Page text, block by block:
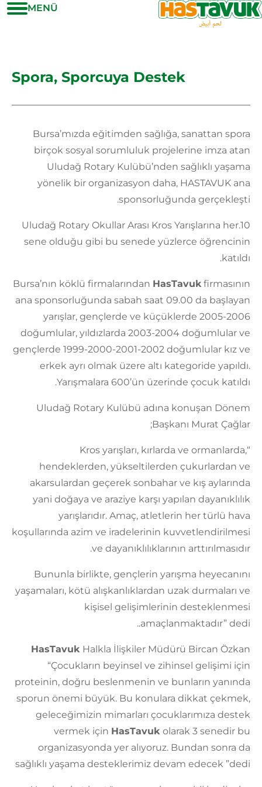
MENÜ
Spora, Sporcuya Destek
Bursa’mızda eğitimden sağlığa, sanattan spora
birçok sosyal sorumluluk projelerine imza atan
Uludağ Rotary Kulübü’nden sağlıklı yaşama
yönelik bir organizasyon daha, HASTAVUK ana
sponsorluğunda gerçekleşti.
10.Uludağ Rotary Okullar Arası Kros Yarışlarına her
sene olduğu gibi bu senede yüzlerce öğrencinin
katıldı.
Bursa’nın köklü firmalarından HasTavukfirmasının
ana sponsorluğunda sabah saat 09.00 da başlayan
yarışlar, gençlerde ve küçüklerde 2005-2006
doğumlular, yıldızlarda 2003-2004 doğumlular ve
gençlerde 1999-2000-2001-2002 doğumlular kız ve
erkek ayrı olmak üzere altı kategoride yapıldı.
Yarışmalara 600’ün üzerinde çocuk katıldı.
Uludağ Rotary Kulübü adına konuşan Dönem
Başkanı Murat Çağlar;
“Kros yarışları, kırlarda ve ormanlarda,
hendeklerden, yükseltilerden çukurlardan ve
akarsulardan geçerek sonbahar ve kış aylarında
yani doğaya ve araziye karşı yapılan dayanıklılık
yarışlarıdır. Amaç, atletlerin her türlü hava
koşullarında azim ve iradelerinin kuvvetlendirilmesi
ve dayanıklılıklarının arttırılmasıdır.
Bununla birlikte, gençlerin yarışma heyecanını
yaşamaları, kötü alışkanlıklardan uzak durmaları ve
kişisel gelişimlerinin desteklenmesi
amaçlanmaktadır” dedi..
HasTavuk Halkla İlişkiler Müdürü Bircan Özkan
“Çocukların beyinsel ve zihinsel gelişimi için
proteinin, doğru beslenmenin ve bunların yanında
sporun önemi büyük. Bu konulara dikkat çekmek,
geleceğimizin mimarları çocuklarımıza destek
vermek için HasTavuk olarak 3 senedir bu
organizasyonda yer alıyoruz. Bundan sonra da
sağlıklı yaşama desteklerimiz devam edecek ”dedi